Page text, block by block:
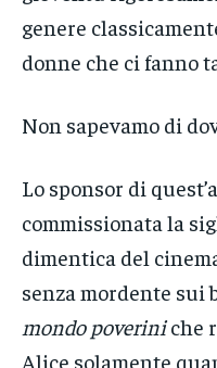
genere
donne che ci fanno
Non sapevamo di
Lo sponsor di
commissionata la
dimentica del
senza mordente sui
mondo poveriniche
Alice solamente